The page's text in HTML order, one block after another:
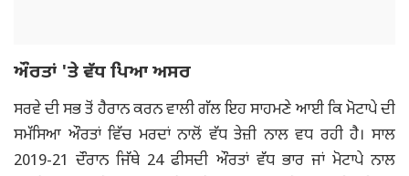
ਔਰਤਾਂ 'ਤੇ ਵੱਧ ਪਿਆ ਅਸਰ
ਸਰਵੇ ਦੀ ਸਭ ਤੋਂ ਹੈਰਾਨ ਕਰਨ ਵਾਲੀ ਗੱਲ ਇਹ ਸਾਹਮਣੇ ਆਈ ਕਿ ਮੋਟਾਪੇ ਦੀ
ਸਮੱਸਿਆ ਔਰਤਾਂ ਵਿੱਚ ਮਰਦਾਂ ਨਾਲੋਂ ਵੱਧ ਤੇਜ਼ੀ ਨਾਲ ਵਧ ਰਹੀ ਹੈ। ਸਾਲ
2019-21 ਦੌਰਾਨ ਜਿੱਥੇ 24 ਫੀਸਦੀ ਔਰਤਾਂ ਵੱਧ ਭਾਰ ਜਾਂ ਮੋਟਾਪੇ ਨਾਲ